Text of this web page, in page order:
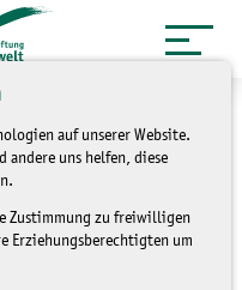
auf unserer Website.
andere uns helfen, diese
Zustimmung zu freiwilligen
Erziehungsberechtigten um